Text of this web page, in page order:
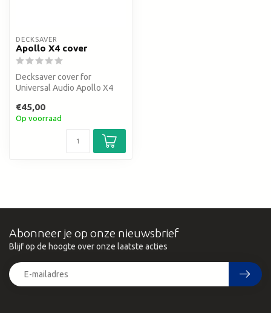
DECKSAVER
Apollo X4 cover
Decksaver cover for
Universal Audio Apollo X4
€45,00
Op voorraad
Abonneer je op onze nieuwsbrief
Blijf op de hoogte over onze laatste acties